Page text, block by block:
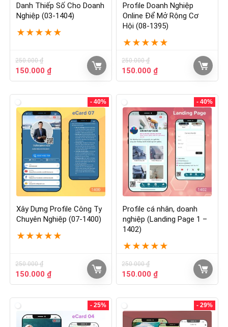
Danh Thiếp Số Cho Doanh
Nghiệp (03-1404)
★ ★ ★ ★ ★
250.000₫
150.000 ₫
Profile Doanh Nghiệp
Online Để Mở Rộng Cơ
Hội (08-1395)
★ ★ ★ ★ ★
250.000₫
150.000 ₫
- 40%
Xây Dựng Profile Công Ty
Chuyên Nghiệp (07-1400)
★ ★ ★ ★ ★
250.000₫
150.000 ₫
- 40%
Profile cá nhân, doanh
nghiệp (Landing Page 1 –
1402)
★ ★ ★ ★ ★
250.000₫
150.000 ₫
- 25% - 29%